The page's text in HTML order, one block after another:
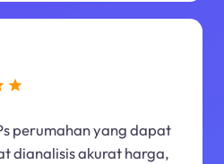
perumahan yang dapat
dianalisis akurat harga,